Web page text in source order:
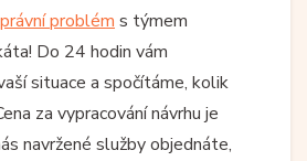
problém s týmem
Do 24 hodin vám
situace a spočítáme, kolik
za vypracování návrhu je
navržené služby objednáte,